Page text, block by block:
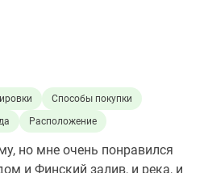
Способы покупки
Расположение
но мне очень понравился
и Финский залив, и река, и